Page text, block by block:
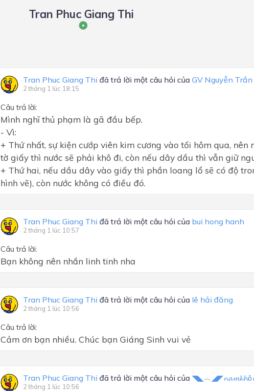
Tran Phuc Giang Thi
Tran Phuc Giang Thi đã trả lời một câu hỏi của GV Nguyễn
2 tháng 1 lúc 18:15
Câu trả lời:
Mình nghĩ thủ phạm là gã đầu bếp.
- Vì:
+ Thứ nhất, sự kiện cướp viên kim cương vào tối hôm qua, nên
tờ giấy thì nước sẽ phải khô đi, còn nếu dây dầu thì vẫn giữ
+ Thứ hai, nếu dầu dây vào giấy thì phần loang lổ sẽ có độ
hình vẽ), còn nước không có điều đó.
Tran Phuc Giang Thi đã trả lời một câu hỏi của bui hong hanh
2 tháng 1 lúc 10:57
Câu trả lời:
Bạn không nên nhắn linh tinh nha
Tran Phuc Giang Thi đã trả lời một câu hỏi của lê hải đăng
2 tháng 1 lúc 10:56
Câu trả lời:
Cảm ơn bạn nhiều. Chúc bạn Giáng Sinh vui vẻ
Tran Phuc Giang Thi đã trả lời một câu hỏi của
2 tháng 1 lúc 10:56